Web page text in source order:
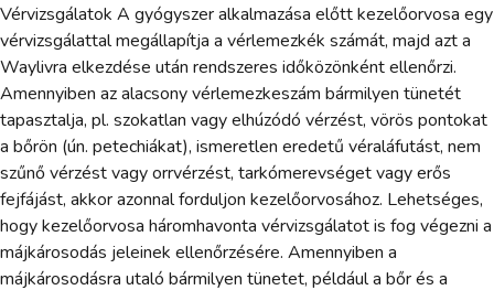
Vérvizsgálatok A gyógyszer alkalmazása előtt kezelőorvosa egy
vérvizsgálattal megállapítja a vérlemezkék számát, majd azt a
Waylivra elkezdése után rendszeres időközönként ellenőrzi.
Amennyiben az alacsony vérlemezkeszám bármilyen tünetét
tapasztalja, pl. szokatlan vagy elhúzódó vérzést, vörös pontokat
a bőrön (ún. petechiákat), ismeretlen eredetű véraláfutást, nem
szűnő vérzést vagy orrvérzést, tarkómerevséget vagy erős
fejfájást, akkor azonnal forduljon kezelőorvosához. Lehetséges,
hogy kezelőorvosa háromhavonta vérvizsgálatot is fog végezni a
májkárosodás jeleinek ellenőrzésére. Amennyiben a
májkárosodásra utaló bármilyen tünetet, például a bőr és a